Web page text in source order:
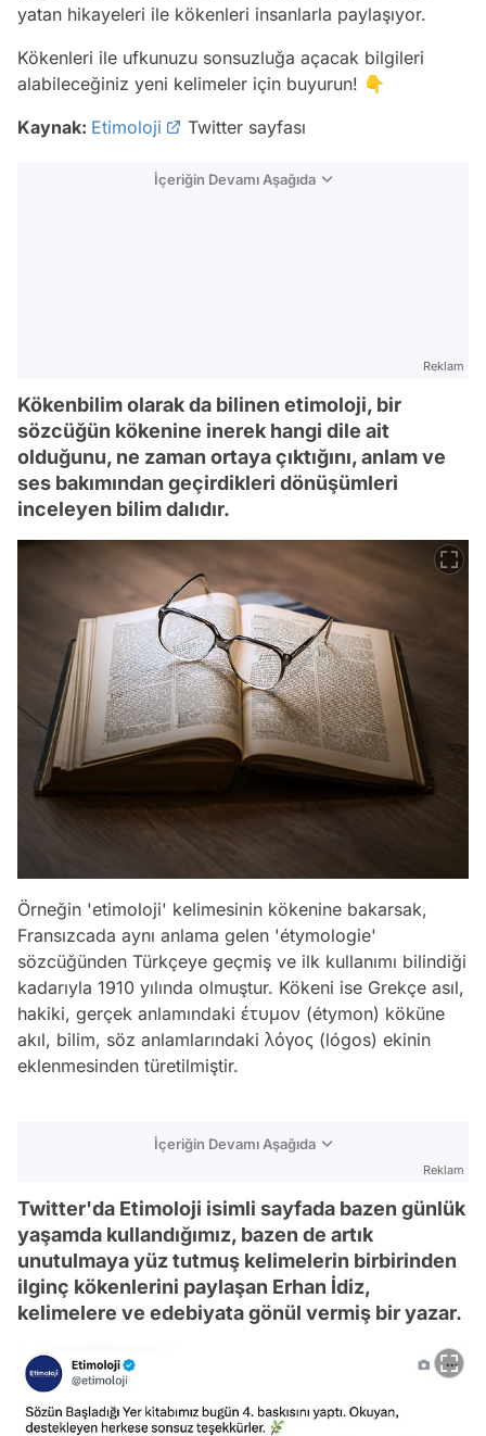
yatan hikayeleri ile kökenleri insanlarla paylaşıyor.
Kökenleri ile ufkunuzu sonsuzluğa açacak bilgileri
alabileceğiniz yeni kelimeler için buyurun! 👇
Kaynak: Etimoloji Twitter sayfası
İçeriğin Devamı Aşağıda
Reklam
Kökenbilim olarak da bilinen etimoloji, bir
sözcüğün kökenine inerek hangi dile ait
olduğunu, ne zaman ortaya çıktığını, anlam ve
ses bakımından geçirdikleri dönüşümleri
inceleyen bilim dalıdır.
Örneğin 'etimoloji' kelimesinin kökenine bakarsak,
Fransızcada aynı anlama gelen 'étymologie'
sözcüğünden Türkçeye geçmiş ve ilk kullanımı bilindiği
kadarıyla 1910 yılında olmuştur. Kökeni ise Grekçe asıl,
hakiki, gerçek anlamındaki έτυμον (étymon) köküne
akıl, bilim, söz anlamlarındaki λόγος (lógos) ekinin
eklenmesinden türetilmiştir.
İçeriğin Devamı Aşağıda
Reklam
Twitter'da Etimoloji isimli sayfada bazen günlük
yaşamda kullandığımız, bazen de artık
unutulmaya yüz tutmuş kelimelerin birbirinden
ilginç kökenlerini paylaşan Erhan İdiz,
kelimelere ve edebiyata gönül vermiş bir yazar.